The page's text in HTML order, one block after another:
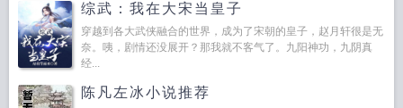
综武：我在大宋当皇子
穿越到各大武侠融合的世界，成为了宋朝的皇子，赵月轩很是无
奈。咦，剧情还没展开？那我就不客气了。九阳神功，九阴真
经...
陈凡左冰小说推荐